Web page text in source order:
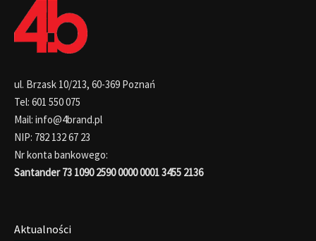
ul. Brzask 10/213, 60-369 Poznań
Tel: 601 550 075
Mail: info@4brand.pl
NIP: 782 132 67 23
Nr konta bankowego:
Santander 73 1090 2590 0000 0001 3455 2136
Aktualności